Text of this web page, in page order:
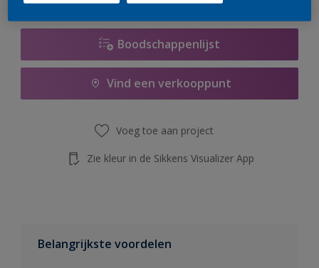
Boodschappenlijst
Vind een verkooppunt
Voeg toe aan project
Zie kleur in de Sikkens Visualizer App
Belangrijkste voordelen